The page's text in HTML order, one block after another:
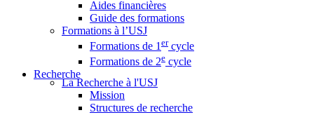
Aides financières
Guide des formations
Formations à l’USJ
Formations de 1 ercycle
Formations de 2e cycle
Recherche
La Recherche à l'USJ
Mission
Structures de recherche